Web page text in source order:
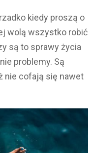
kiedy proszą o
wolą wszystko robić
są to sprawy życia
problemy. Są
nie cofają się nawet